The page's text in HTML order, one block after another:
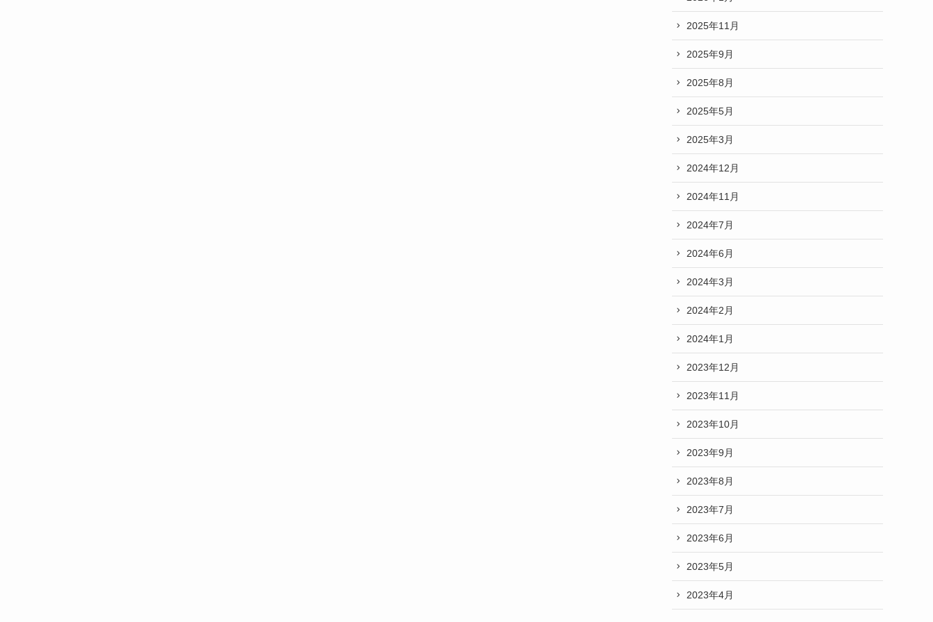
2025年11月
2025年9月
2025年8月
2025年5月
2025年3月
2024年12月
2024年11月
2024年7月
2024年6月
2024年3月
2024年2月
2024年1月
2023年12月
2023年11月
2023年10月
2023年9月
2023年8月
2023年7月
2023年6月
2023年5月
2023年4月